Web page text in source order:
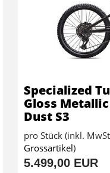
Specialized
Gloss
Dust S3
pro Stück (inkl.
Grossartikel)
5.499,00 EUR